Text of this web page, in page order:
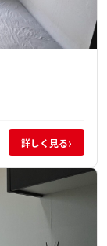
詳しく見る›